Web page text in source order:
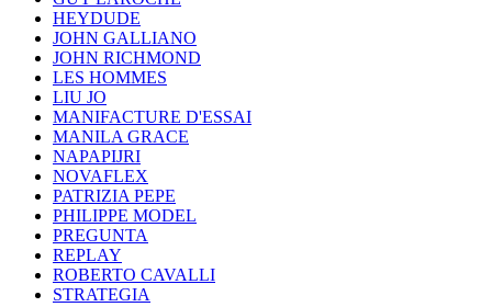
HEYDUDE
JOHN GALLIANO
JOHN RICHMOND
LES HOMMES
LIU JO
MANIFACTURE D'ESSAI
MANILA GRACE
NAPAPIJRI
NOVAFLEX
PATRIZIA PEPE
PHILIPPE MODEL
PREGUNTA
REPLAY
ROBERTO CAVALLI
STRATEGIA